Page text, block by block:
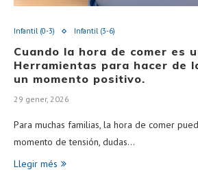
Infantil (0-3) Infantil (3-6)
Cuando la hora de comer es
Herramientas para hacer de
un momento positivo.
29 gener, 2026
Para muchas familias, la hora de comer
momento de tensión, dudas…
Llegir més